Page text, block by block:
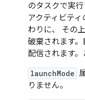
のタスクで実
アクティビテ
わりに、 その
破棄されます
配信されます。
launchMode
りません。